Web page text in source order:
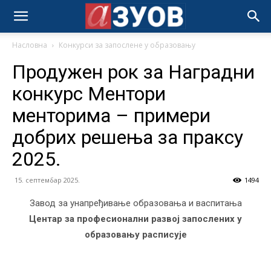
Насловна Конкурси за запослене у образовању
Продужен рок за Наградни
конкурс Ментори
менторима – примери
добрих решења за праксу
2025.
15. септембар 2025. 1494
Завод за унапређивање образовања и васпитања
Центар за професионални развој запослених у
образовању расписује